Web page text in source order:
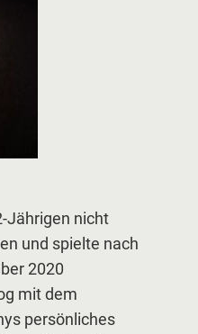
Jährigen nicht
und spielte nach
2020
mit dem
persönliches